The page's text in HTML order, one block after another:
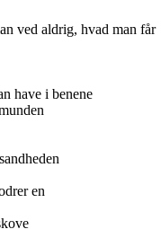
ved aldrig, hvad man får
have i benene
en